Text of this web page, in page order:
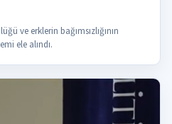
ve erklerin bağımsızlığının
ele alındı.